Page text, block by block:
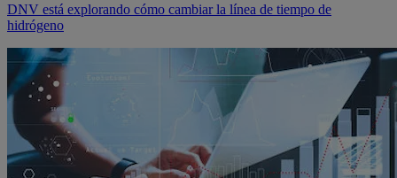
DNV está explorando cómo cambiar la línea de tiempo de
hidrógeno